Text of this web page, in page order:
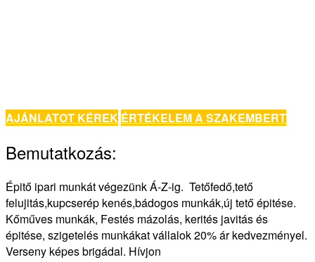
AJÁNLATOT KÉREK ÉRTÉKELEM A SZAKEMBERT
Bemutatkozás:
Épitő ipari munkát végezünk Á-Z-ig. Tetőfedő,tető
felujitás,kupcserép kenés,bádogos munkák,új tető épitése.
Kőműves munkák, Festés mázolás, kerités javitás és
épitése, szigetelés munkákat vállalok 20% ár kedvezményel.
Verseny képes brigádal. Hívjon